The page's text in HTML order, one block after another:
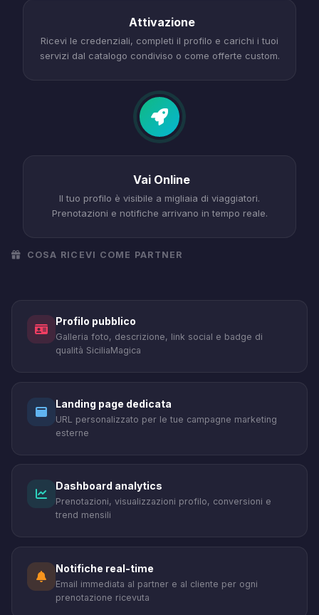
Attivazione
Ricevi le credenziali, completi il profilo e carichi i tuoi
servizi dal catalogo condiviso o come offerte custom.
Vai Online
Il tuo profilo è visibile a migliaia di viaggiatori.
Prenotazioni e notifiche arrivano in tempo reale.
COSA RICEVI COME PARTNER
Profilo pubblico
Galleria foto, descrizione, link social e badge di
qualità SiciliaMagica
Landing page dedicata
URL personalizzato per le tue campagne marketing
esterne
Dashboard analytics
Prenotazioni, visualizzazioni profilo, conversioni e
trend mensili
Notifiche real-time
Email immediata al partner e al cliente per ogni
prenotazione ricevuta